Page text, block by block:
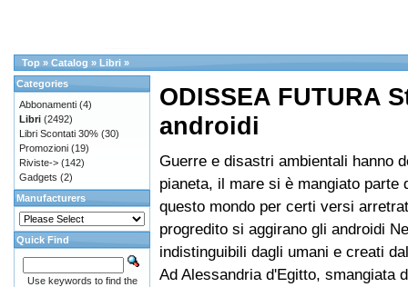
Top » Catalog » Libri »
ODISSEA FUTURA
androidi
Guerre e disastri ambientali hanno
pianeta, il mare si è mangiato parte
questo mondo per certi versi
progredito si aggirano gli androidi
indistinguibili dagli umani e creati
Ad Alessandria d'Egitto, smangiata
Categories
Abbonamenti (4)
Libri (2492)
Libri Scontati 30% (30)
Promozioni (19)
Riviste-> (142)
Gadgets (2)
Manufacturers
Quick Find
Use keywords to find the